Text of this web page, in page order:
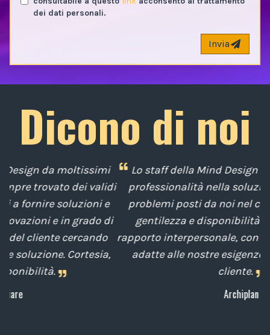
dei dati personali.
Invia
Dicono di noi
Lo staff della Mind Design ci ha mostrato la sua
professionalità nella soluzione tempestiva dei
problemi posti da noi nel corso degli anni, con
gentilezza e disponibilità nella gestione del
rapporto interpersonale, con competenze tecniche
adatte alle nostre esigenze sempre attenti al